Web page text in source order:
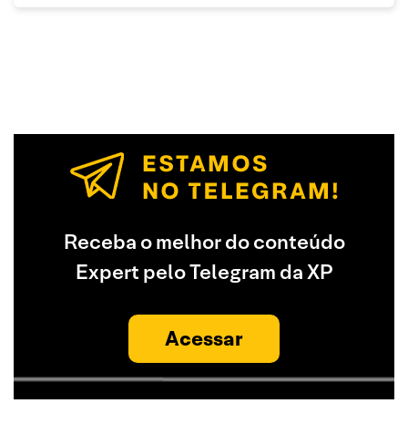
Receba o melhor do conteúdo
Expert pelo Telegram da XP
Acessar